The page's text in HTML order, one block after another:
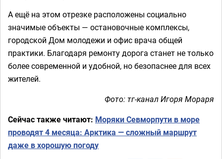
А ещё на этом отрезке расположены социально
значимые объекты — остановочные комплексы,
городской Дом молодежи и офис врача общей
практики. Благодаря ремонту дорога станет не только
более современной и удобной, но безопаснее для всех
жителей.
Фото: тг-канал Игоря Мораря
Сейчас также читают: Моряки Севморпути в море
проводят 4 месяца: Арктика — сложный маршрут
даже в хорошую погоду